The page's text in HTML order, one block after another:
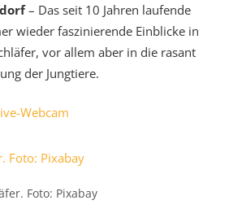
– Das seit 10 Jahren laufende
wieder faszinierende Einblicke in
vor allem aber in die rasant
der Jungtiere.
Webcam
Foto: Pixabay